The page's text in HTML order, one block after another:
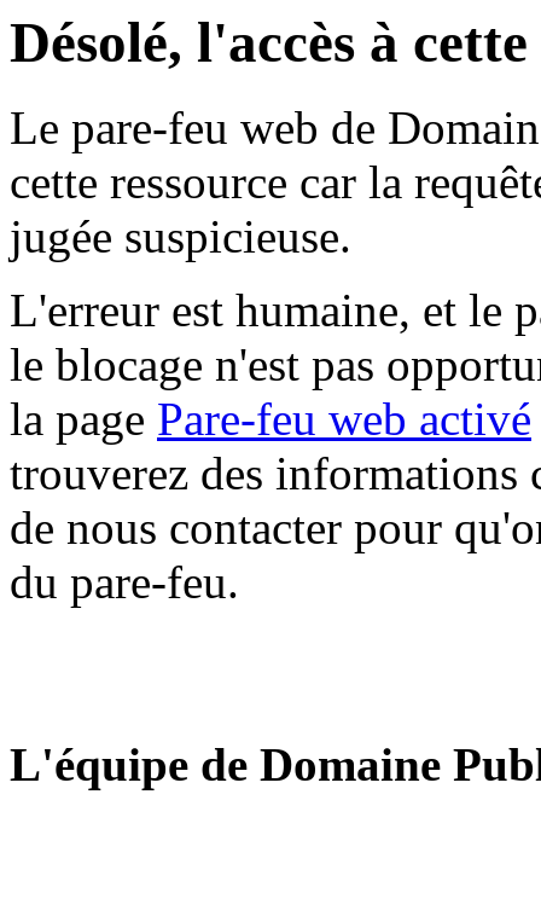
Désolé, l'accès à
Le pare-feu web de
cette ressource car la
jugée suspicieuse.
L'erreur est humaine, et le
le blocage n'est pas
la page Pare-feu web activé
trouverez des informations
de nous contacter pour
du pare-feu.
L'équipe de Domaine